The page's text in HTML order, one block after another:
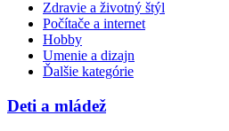
Zdravie a životný štýl
Počítače a internet
Hobby
Umenie a dizajn
Ďalšie kategórie
Deti a mládež